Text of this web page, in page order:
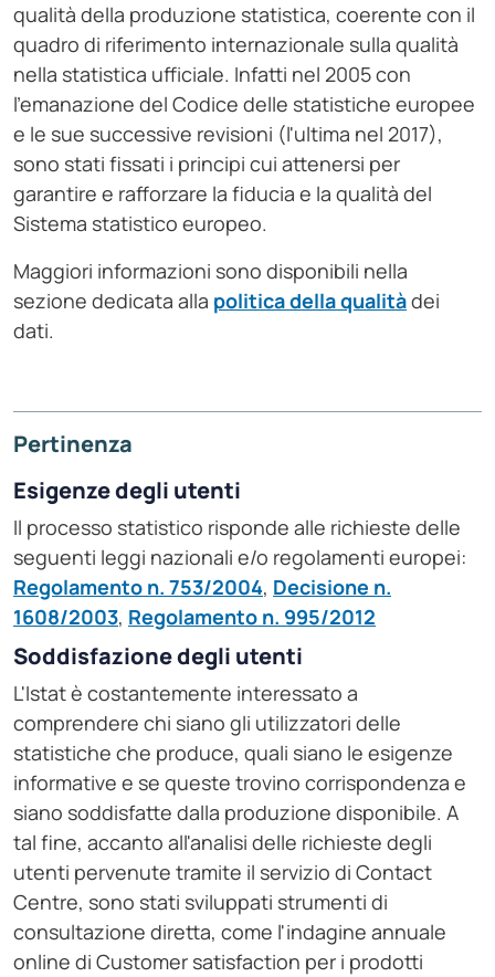
qualità della produzione statistica, coerente con il
quadro di riferimento internazionale sulla qualità
nella statistica ufficiale. Infatti nel 2005 con
l'emanazione del Codice delle statistiche europee
e le sue successive revisioni (l'ultima nel 2017),
sono stati fissati i principi cui attenersi per
garantire e rafforzare la fiducia e la qualità del
Sistema statistico europeo.
Maggiori informazioni sono disponibili nella
sezione dedicata alla politica della qualitàdei
dati.
Pertinenza
Esigenze degli utenti
Il processo statistico risponde alle richieste delle
seguenti leggi nazionali e/o regolamenti europei:
Regolamento n. 753/2004, Decisione n.
1608/2003, Regolamento n. 995/2012
Soddisfazione degli utenti
L'Istat è costantemente interessato a
comprendere chi siano gli utilizzatori delle
statistiche che produce, quali siano le esigenze
informative e se queste trovino corrispondenza e
siano soddisfatte dalla produzione disponibile. A
tal fine, accanto all'analisi delle richieste degli
utenti pervenute tramite il servizio di Contact
Centre, sono stati sviluppati strumenti di
consultazione diretta, come l'indagine annuale
online di Customer satisfaction per i prodotti